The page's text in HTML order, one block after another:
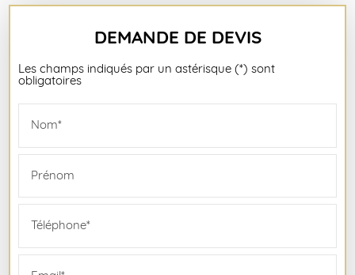
DEMANDE DE DEVIS
Les champs indiqués par un astérisque (*) sont
obligatoires
Nom*
Prénom
Téléphone*